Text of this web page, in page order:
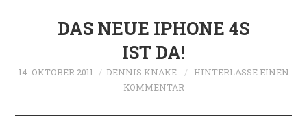
SCIENCE & FICTION
DAS NEUE IPHONE 4S
IST DA!
14. OKTOBER 2011 DENNIS KNAKE
HINTERLASSE EINEN
KOMMENTAR